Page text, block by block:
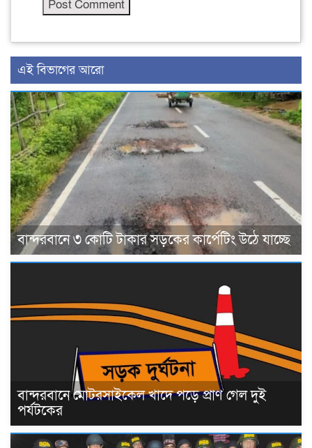
এই বিভাগের আরো
বান্দরবানে ৩ কোটি টাকার সড়কের কার্পেটিং উঠে যাচ্ছে
বান্দরবানে মোটরসাইকেল খাদে পড়ে প্রাণ গেল দুই
পর্যটকের